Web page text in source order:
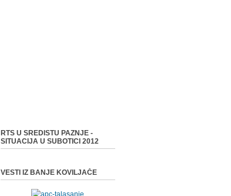
RTS U SREDISTU PAZNJE -
SITUACIJA U SUBOTICI 2012
VESTI IZ BANJE KOVILJAČE